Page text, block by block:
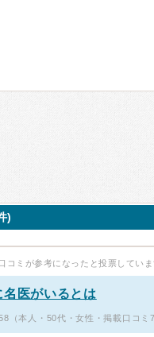
)
コミが参考になったと投票していま
医がいるとは
（本人・50代・女性・掲載口コミ7